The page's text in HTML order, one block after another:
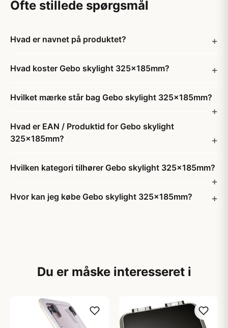
Ofte stillede spørgsmål
Hvad er navnet på produktet?
Hvad koster Gebo skylight 325x185mm?
Hvilket mærke står bag Gebo skylight 325x185mm?
Hvad er EAN / Produktid for Gebo skylight
325x185mm?
Hvilken kategori tilhører Gebo skylight 325x185mm?
Hvor kan jeg købe Gebo skylight 325x185mm?
Du er måske interesseret i